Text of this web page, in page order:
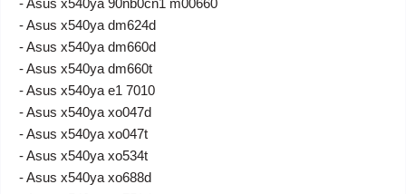
- Asus x540ya dm624d
- Asus x540ya dm660d
- Asus x540ya dm660t
- Asus x540ya e1 7010
- Asus x540ya xo047d
- Asus x540ya xo047t
- Asus x540ya xo534t
- Asus x540ya xo688d